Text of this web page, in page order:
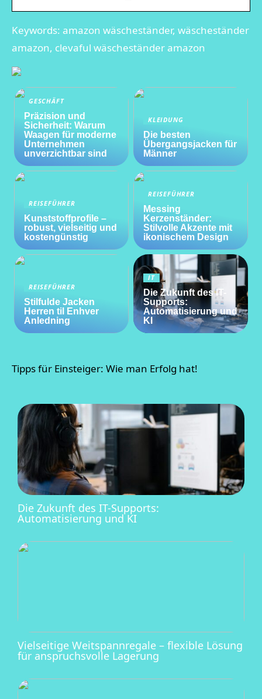
Keywords: amazon wäscheständer, wäscheständer
amazon, clevaful wäscheständer amazon
GESCHÄFT
Präzision und
Sicherheit: Warum
Waagen für moderne
Unternehmen
unverzichtbar sind
KLEIDUNG
Die besten
Übergangsjacken für
Männer
REISEFÜHRER
Kunststoffprofile –
robust, vielseitig und
kostengünstig
REISEFÜHRER
Messing
Kerzenständer:
Stilvolle Akzente mit
ikonischem Design
REISEFÜHRER
Stilfulde Jacken
Herren til Enhver
Anledning
IT
Die Zukunft des IT-
Supports:
Automatisierung und
KI
Tipps für Einsteiger: Wie man Erfolg hat!
Die Zukunft des IT-Supports:
Automatisierung und KI
Vielseitige Weitspannregale – flexible Lösung
für anspruchsvolle Lagerung